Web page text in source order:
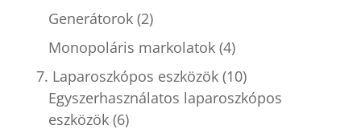
Generátorok (2)
Monopoláris markolatok (4)
7. Laparoszkópos eszközök (10)
Egyszerhasználatos laparoszkópos
eszközök (6)